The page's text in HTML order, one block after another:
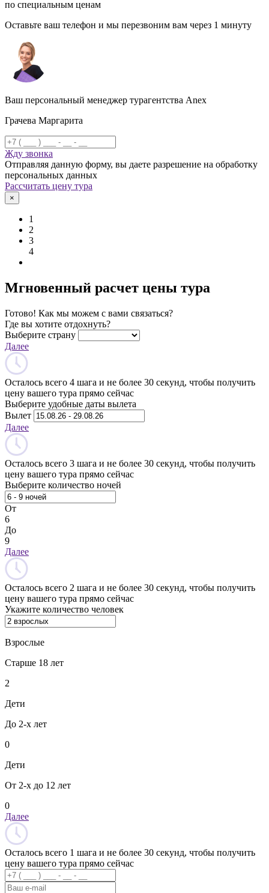
по специальным ценам
Оставьте ваш телефон и мы перезвоним вам через 1 минуту
Ваш персональный менеджер турагентства Anex
Грачева Маргарита
Жду звонка
Отправляя данную форму, вы даете разрешение на обработку
персональных данных
Рассчитать цену тура
×
1
2
3
4
Мгновенный расчет цены тура
Готово! Как мы можем с вами связаться?
Где вы хотите отдохнуть?
Выберите страну
Далее
Осталось всего 4 шага и не более 30 секунд, чтобы получить
цену вашего тура прямо сейчас
Выберите удобные даты вылета
Вылет
Далее
Осталось всего 3 шага и не более 30 секунд, чтобы получить
цену вашего тура прямо сейчас
Выберите количество ночей
От
6
До
9
Далее
Осталось всего 2 шага и не более 30 секунд, чтобы получить
цену вашего тура прямо сейчас
Укажите количество человек
Взрослые
Старше 18 лет
2
Дети
До 2-х лет
0
Дети
От 2-х до 12 лет
0
Далее
Осталось всего 1 шага и не более 30 секунд, чтобы получить
цену вашего тура прямо сейчас